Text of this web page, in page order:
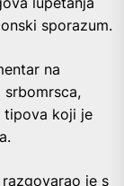
sporazum.
na
srbomrsca,
tipova koji je
je s